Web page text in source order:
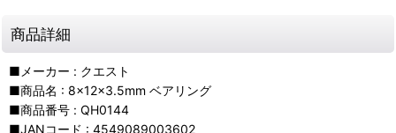
商品詳細
■メーカー : クエスト
■商品名 : 8×12×3.5mm ベアリング
■商品番号 : QH0144
■JANコード : 4549089003602